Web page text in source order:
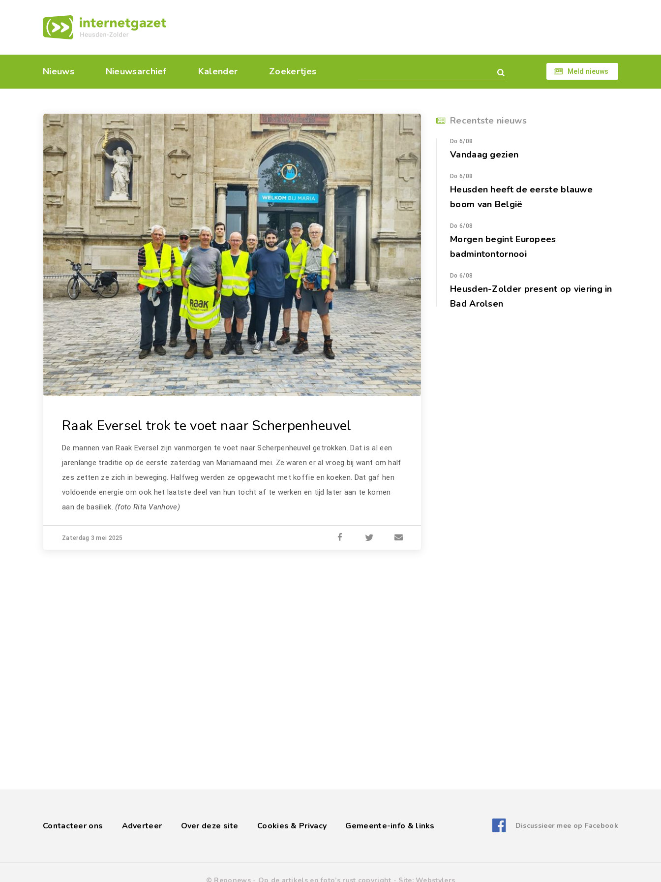
Nieuws Nieuwsarchief Kalender Zoekertjes Meld nieuws
Raak Eversel trok te voet naar Scherpenheuvel
De mannen van Raak Eversel zijn vanmorgen te voet naar Scherpenheuvel getrokken. Dat is al een
jarenlange traditie op de eerste zaterdag van Mariamaand mei. Ze waren er al vroeg bij want om half
zes zetten ze zich in beweging. Halfweg werden ze opgewacht met koffie en koeken. Dat gaf hen
voldoende energie om ook het laatste deel van hun tocht af te werken en tijd later aan te komen
aan de basiliek.(foto Rita Vanhove)
Zaterdag 3 mei 2025
Recentste nieuws
Do 6/08
Vandaag gezien
Do 6/08
Heusden heeft de eerste blauwe
boom van België
Do 6/08
Morgen begint Europees
badmintontornooi
Do 6/08
Heusden-Zolder present op viering in
Bad Arolsen
Contacteer ons Adverteer Over deze site Cookies & Privacy Gemeente-info & links Discussieer mee op Facebook